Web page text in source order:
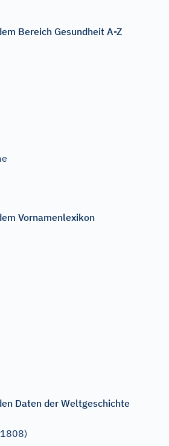
Bereich Gesundheit A-Z
Vornamenlexikon
Daten der Weltgeschichte